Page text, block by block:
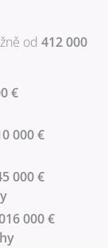
od 412 000
€
000 €
000 €
000 €